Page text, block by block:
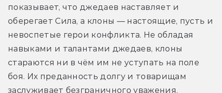
показывает, что джедаев наставляет и
оберегает Сила, а клоны — настоящие, пусть и
невоспетые герои конфликта. Не обладая
навыками и талантами джедаев, клоны
стараются ни в чём им не уступать на поле
боя. Их преданность долгу и товарищам
заслуживает безграничного уважения.